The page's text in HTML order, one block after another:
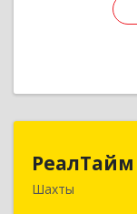
РеалТайм
Шахты